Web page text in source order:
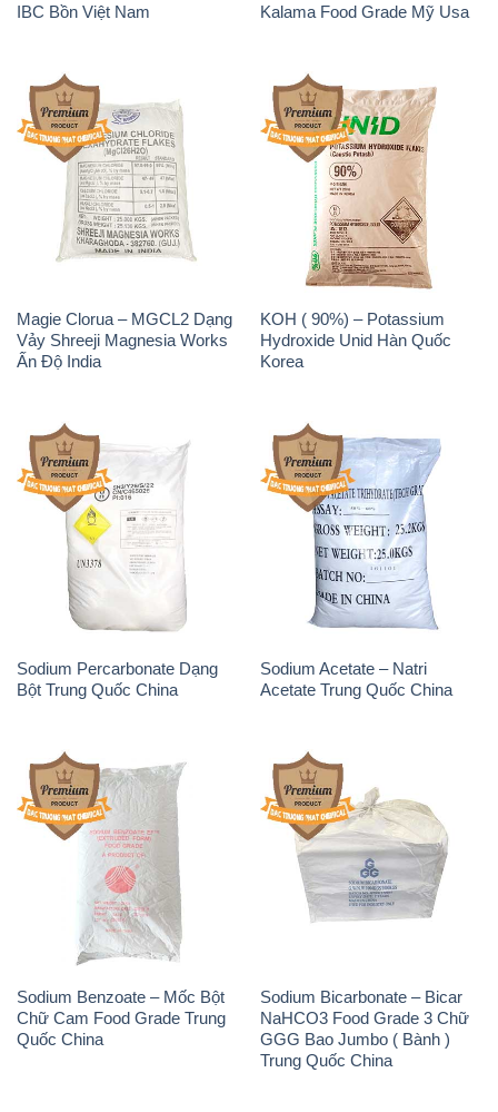
Magie Clorua – MGCL2 Dạng
Vảy Shreeji Magnesia Works
Ấn Độ India
KOH ( 90%) – Potassium
Hydroxide Unid Hàn Quốc
Sodium Percarbonate Dạng
Bột Trung Quốc China
Sodium Acetate – Natri
Acetate Trung Quốc China
Sodium Benzoate – Mốc Bột
Chữ Cam Food Grade Trung
Quốc China
Sodium Bicarbonate – Bicar
NaHCO3 Food Grade 3 Chữ
GGG Bao Jumbo ( Bành )
Trung Quốc China